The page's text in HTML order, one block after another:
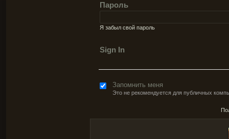
Пароль
Я забыл свой пароль
Sign In
Запомнить меня
Это не рекомендуется для публичных